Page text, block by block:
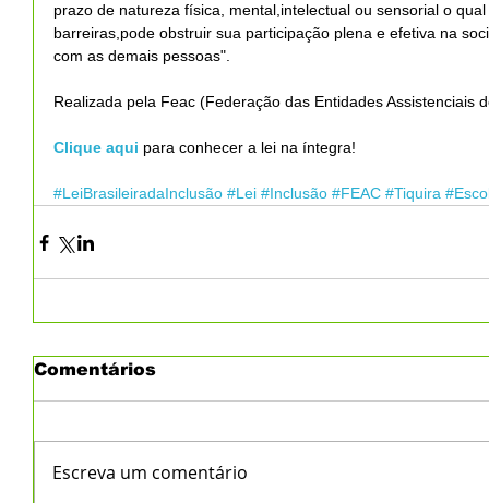
prazo de natureza física, mental,intelectual ou sensorial o
barreiras,pode obstruir sua participação plena e efetiva na
com as demais pessoas".
Realizada pela Feac (Federação das Entidades Assistenciais
Clique aqui para conhecer a lei na íntegra!
#LeiBrasileiradaInclusão #Lei #Inclusão #FEAC #Tiquira
Comentários
Escreva um comentário